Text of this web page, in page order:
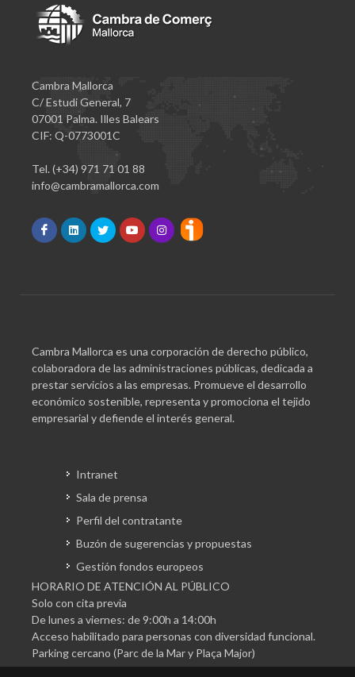
Cambra Mallorca
C/ Estudi General, 7
07001 Palma. Illes Balears
CIF: Q-0773001C
Tel. (+34) 971 71 01 88
info@cambramallorca.com
Cambra Mallorca es una corporación de derecho público,
colaboradora de las administraciones públicas, dedicada a
prestar servicios a las empresas. Promueve el desarrollo
económico sostenible, representa y promociona el tejido
empresarial y defiende el interés general.
Intranet
Sala de prensa
Perfil del contratante
Buzón de sugerencias y propuestas
Gestión fondos europeos
HORARIO DE ATENCIÓN AL PÚBLICO
Solo con cita previa
De lunes a viernes: de 9:00h a 14:00h
Acceso habilitado para personas con diversidad funcional.
Parking cercano (Parc de la Mar y Plaça Major)